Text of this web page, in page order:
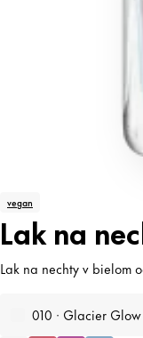
vegan
Lak na
Lak na nechty v bielom
010 · Glacier Glow